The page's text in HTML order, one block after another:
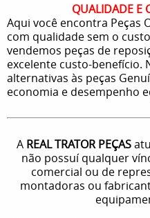
QUALIDADE E
Aqui você encontra Peças
com qualidade sem o
vendemos peças de
excelente custo-benefício.
alternativas às peças
economia e desempenho
A REAL TRATOR PEÇAS
não possuí qualquer
comercial ou de
montadoras ou